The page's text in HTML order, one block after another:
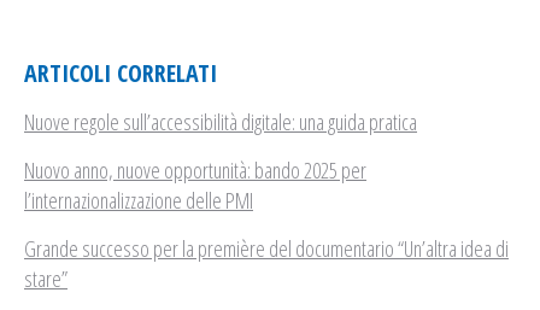
ARTICOLI CORRELATI
Nuove regole sull’accessibilità digitale: una guida pratica
Nuovo anno, nuove opportunità: bando 2025 per
l’internazionalizzazione delle PMI
Grande successo per la première del documentario “Un’altra idea di
stare”